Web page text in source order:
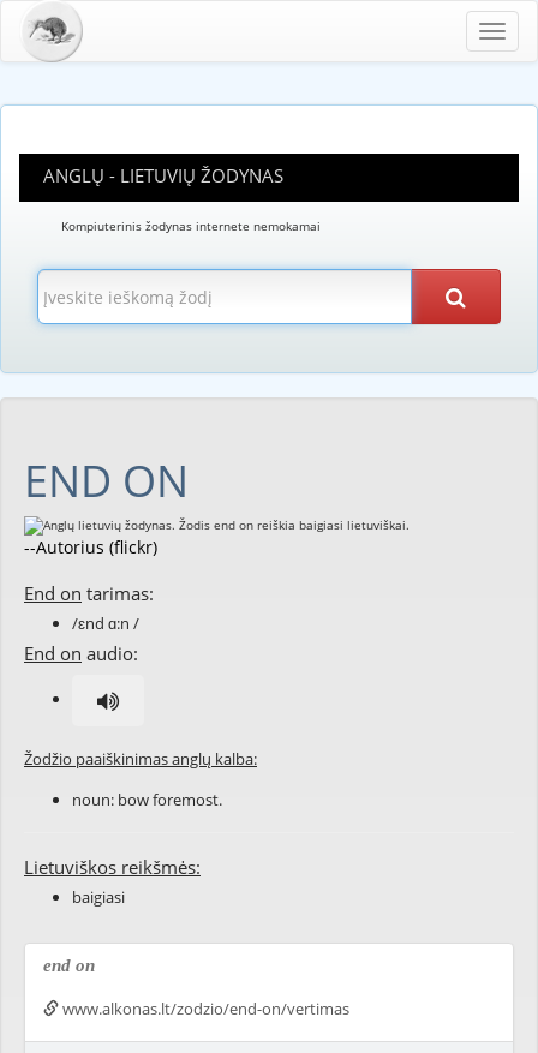
ANGLŲ - LIETUVIŲ ŽODYNAS
Kompiuterinis žodynas internete nemokamai
END ON
--Autorius (flickr)
End on tarimas:
/ɛnd ɑ:n /
End on audio:
Žodžio paaiškinimas anglų kalba:
noun: bow foremost.
Lietuviškos reikšmės:
baigiasi
end on
www.alkonas.lt/zodzio/end-on/vertimas